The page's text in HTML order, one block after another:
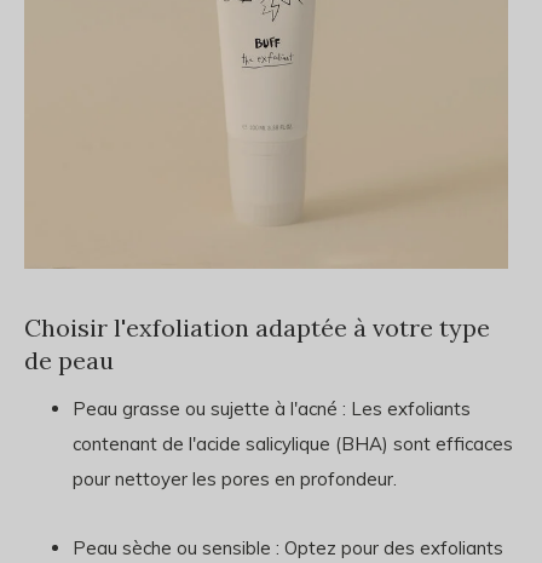
Choisir l'exfoliation adaptée à votre type
de peau
Peau grasse ou sujette à l'acné : Les exfoliants
contenant de l'acide salicylique (BHA) sont efficaces
pour nettoyer les pores en profondeur.
Peau sèche ou sensible : Optez pour des exfoliants